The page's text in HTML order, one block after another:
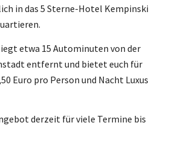
in das 5 Sterne-Hotel Kempinski
etwa 15 Autominuten von der
entfernt und bietet euch für
Euro pro Person und Nacht Luxus
derzeit für viele Termine bis